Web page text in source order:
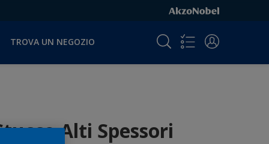
TROVA UN NEGOZIO
Alti Spessori